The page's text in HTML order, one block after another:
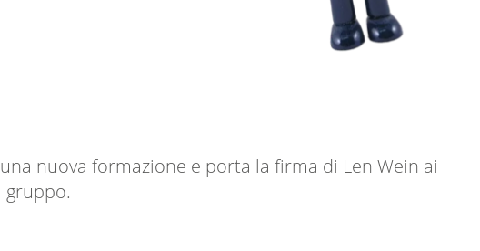
nuova formazione e porta la firma di Len Wein ai
gruppo.